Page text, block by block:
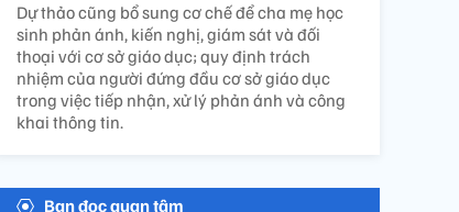
Dự thảo cũng bổ sung cơ chế để cha mẹ học
sinh phản ánh, kiến nghị, giám sát và đối
thoại với cơ sở giáo dục; quy định trách
nhiệm của người đứng đầu cơ sở giáo dục
trong việc tiếp nhận, xử lý phản ánh và công
khai thông tin.
Bạn đọc quan tâm